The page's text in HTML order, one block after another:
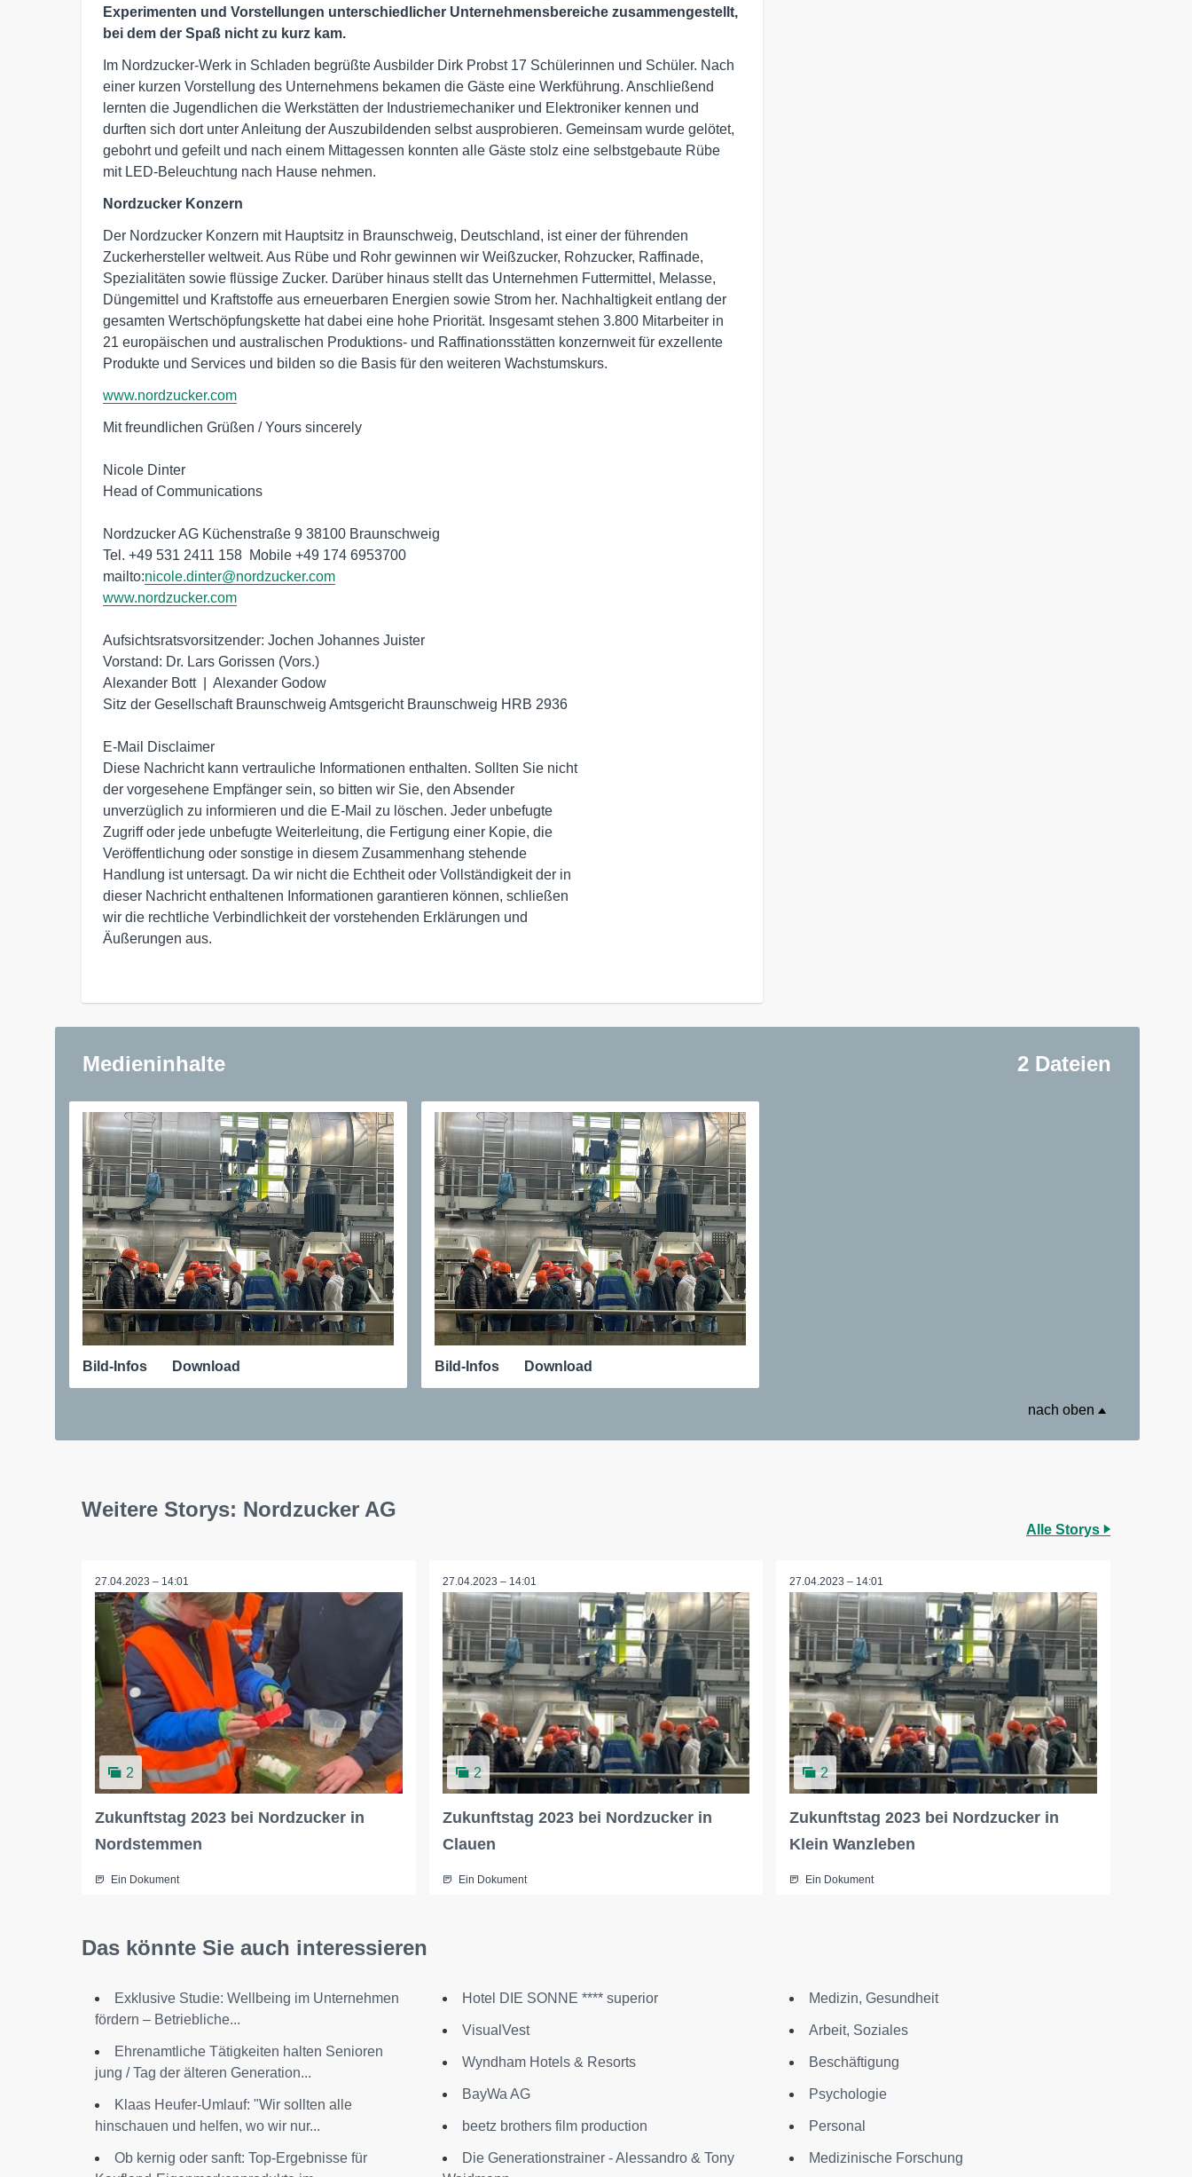
Experimenten und Vorstellungen unterschiedlicher Unternehmensbereiche zusammengestellt,
bei dem der Spaß nicht zu kurz kam.
Im Nordzucker-Werk in Schladen begrüßte Ausbilder Dirk Probst 17 Schülerinnen und Schüler. Nach
einer kurzen Vorstellung des Unternehmens bekamen die Gäste eine Werkführung. Anschließend
lernten die Jugendlichen die Werkstätten der Industriemechaniker und Elektroniker kennen und
durften sich dort unter Anleitung der Auszubildenden selbst ausprobieren. Gemeinsam wurde gelötet,
gebohrt und gefeilt und nach einem Mittagessen konnten alle Gäste stolz eine selbstgebaute Rübe
mit LED-Beleuchtung nach Hause nehmen.
Nordzucker Konzern
Der Nordzucker Konzern mit Hauptsitz in Braunschweig, Deutschland, ist einer der führenden
Zuckerhersteller weltweit. Aus Rübe und Rohr gewinnen wir Weißzucker, Rohzucker, Raffinade,
Spezialitäten sowie flüssige Zucker. Darüber hinaus stellt das Unternehmen Futtermittel, Melasse,
Düngemittel und Kraftstoffe aus erneuerbaren Energien sowie Strom her. Nachhaltigkeit entlang der
gesamten Wertschöpfungskette hat dabei eine hohe Priorität. Insgesamt stehen 3.800 Mitarbeiter in
21 europäischen und australischen Produktions- und Raffinationsstätten konzernweit für exzellente
Produkte und Services und bilden so die Basis für den weiteren Wachstumskurs.
www.nordzucker.com
Mit freundlichen Grüßen / Yours sincerely
Nicole Dinter
Head of Communications
Nordzucker AG Küchenstraße 9 38100 Braunschweig
Tel. +49 531 2411 158  Mobile +49 174 6953700
mailto:nicole.dinter@nordzucker.com
www.nordzucker.com
Aufsichtsratsvorsitzender: Jochen Johannes Juister
Vorstand: Dr. Lars Gorissen (Vors.)
Alexander Bott  |  Alexander Godow
Sitz der Gesellschaft Braunschweig Amtsgericht Braunschweig HRB 2936
E-Mail Disclaimer
Diese Nachricht kann vertrauliche Informationen enthalten. Sollten Sie nicht
der vorgesehene Empfänger sein, so bitten wir Sie, den Absender
unverzüglich zu informieren und die E-Mail zu löschen. Jeder unbefugte
Zugriff oder jede unbefugte Weiterleitung, die Fertigung einer Kopie, die
Veröffentlichung oder sonstige in diesem Zusammenhang stehende
Handlung ist untersagt. Da wir nicht die Echtheit oder Vollständigkeit der in
dieser Nachricht enthaltenen Informationen garantieren können, schließen
wir die rechtliche Verbindlichkeit der vorstehenden Erklärungen und
Äußerungen aus.
Medieninhalte 2 Dateien
Bild-Infos Download Bild-Infos Download
nach oben
Weitere Storys: Nordzucker AG
Alle Storys
27.04.2023 – 14:01
2
Zukunftstag 2023 bei Nordzucker in
Nordstemmen
Ein Dokument
27.04.2023 – 14:01
2
Zukunftstag 2023 bei Nordzucker in
Clauen
Ein Dokument
27.04.2023 – 14:01
2
Zukunftstag 2023 bei Nordzucker in
Klein Wanzleben
Ein Dokument
Das könnte Sie auch interessieren
Exklusive Studie: Wellbeing im Unternehmen
fördern – Betriebliche...
Ehrenamtliche Tätigkeiten halten Senioren
jung / Tag der älteren Generation...
Klaas Heufer-Umlauf: "Wir sollten alle
hinschauen und helfen, wo wir nur...
Ob kernig oder sanft: Top-Ergebnisse für
Hotel DIE SONNE **** superior
VisualVest
Wyndham Hotels & Resorts
BayWa AG
beetz brothers film production
Die Generationstrainer - Alessandro & Tony
Medizin, Gesundheit
Arbeit, Soziales
Beschäftigung
Psychologie
Personal
Medizinische Forschung